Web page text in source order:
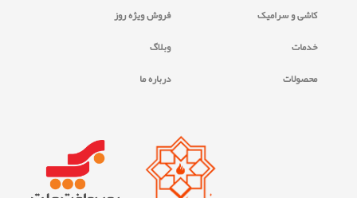
کاشی و سرامیک
خدمات
محصولات
فروش ویژه روز
وبلاگ
درباره ما